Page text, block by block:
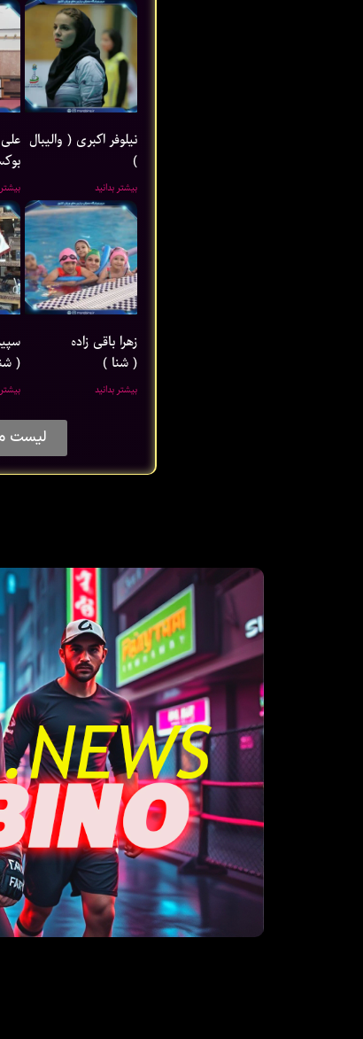
نیلوفر اکبری ( والیبال
)
بیشتر بدانید
زهرا باقی ‌زاده
( شنا )
بیشتر بدانید
(
لیست